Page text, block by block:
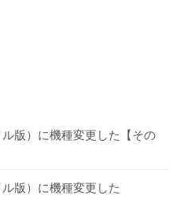
版）に機種変更した【その
版）に機種変更した